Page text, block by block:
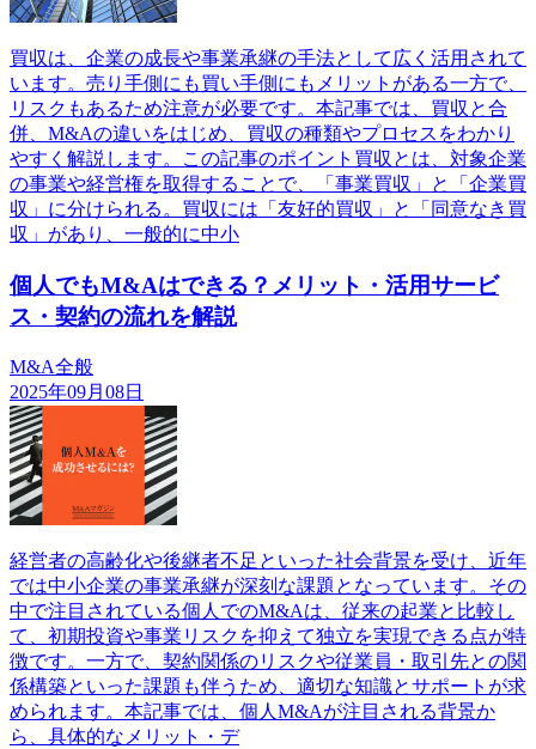
買収は、企業の成長や事業承継の手法として広く活用されて
います。売り手側にも買い手側にもメリットがある一方で、
リスクもあるため注意が必要です。本記事では、買収と合
併、M&Aの違いをはじめ、買収の種類やプロセスをわかり
やすく解説します。この記事のポイント買収とは、対象企業
の事業や経営権を取得することで、「事業買収」と「企業買
収」に分けられる。買収には「友好的買収」と「同意なき買
収」があり、一般的に中小
個人でもM&Aはできる？メリット・活用サービ
ス・契約の流れを解説
M&A全般
2025年09月08日
経営者の高齢化や後継者不足といった社会背景を受け、近年
では中小企業の事業承継が深刻な課題となっています。その
中で注目されている個人でのM&Aは、従来の起業と比較し
て、初期投資や事業リスクを抑えて独立を実現できる点が特
徴です。一方で、契約関係のリスクや従業員・取引先との関
係構築といった課題も伴うため、適切な知識とサポートが求
められます。本記事では、個人M&Aが注目される背景か
ら、具体的なメリット・デ